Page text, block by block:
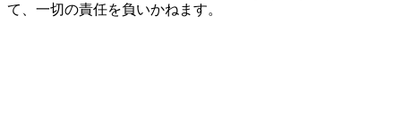
て、一切の責任を負いかねます。